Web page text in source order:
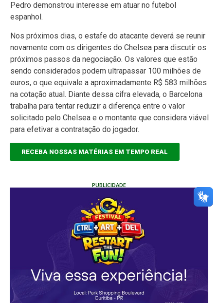
Pedro demonstrou interesse em atuar no futebol
espanhol.
Nos próximos dias, o estafe do atacante deverá se reunir
novamente com os dirigentes do Chelsea para discutir os
próximos passos da negociação. Os valores que estão
sendo considerados podem ultrapassar 100 milhões de
euros, o que equivale a aproximadamente R$ 583 milhões
na cotação atual. Diante dessa cifra elevada, o Barcelona
trabalha para tentar reduzir a diferença entre o valor
solicitado pelo Chelsea e o montante que considera viável
para efetivar a contratação do jogador.
RECEBA NOSSAS MATÉRIAS EM TEMPO REAL
PUBLICIDADE